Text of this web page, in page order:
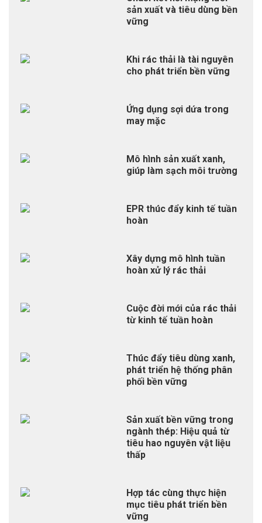
sản xuất và tiêu dùng bền
vững
Khi rác thải là tài nguyên
cho phát triển bền vững
Ứng dụng sợi dứa trong
may mặc
Mô hình sản xuất xanh,
giúp làm sạch môi trường
EPR thúc đẩy kinh tế tuần
hoàn
Xây dựng mô hình tuần
hoàn xử lý rác thải
Cuộc đời mới của rác thải
từ kinh tế tuần hoàn
Thúc đẩy tiêu dùng xanh,
phát triển hệ thống phân
phối bền vững
Sản xuất bền vững trong
ngành thép: Hiệu quả từ
tiêu hao nguyên vật liệu
thấp
Hợp tác cùng thực hiện
mục tiêu phát triển bền
vững